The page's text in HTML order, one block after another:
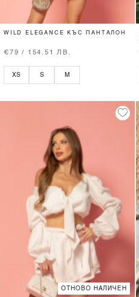
WILD ELEGANCE КЪС ПАНТАЛОН
€79 / 154.51 ЛВ.
XS S M
ОТНОВО НАЛИЧЕН